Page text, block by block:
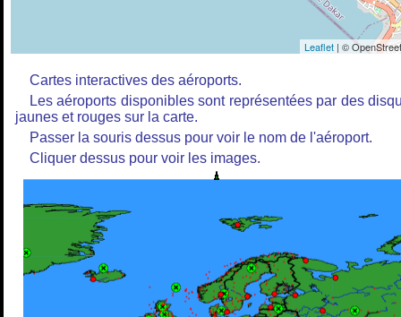
Leaflet | ©
Cartes interactives des aéroports.
Les aéroports disponibles sont représentées par des
jaunes et rouges sur la carte.
Passer la souris dessus pour voir le nom de l'aéroport.
Cliquer dessus pour voir les images.